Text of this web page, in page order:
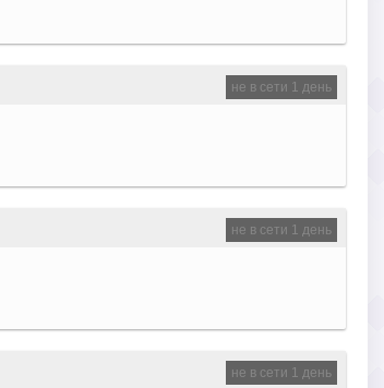
не в сети 1 день
не в сети 1 день
не в сети 1 день